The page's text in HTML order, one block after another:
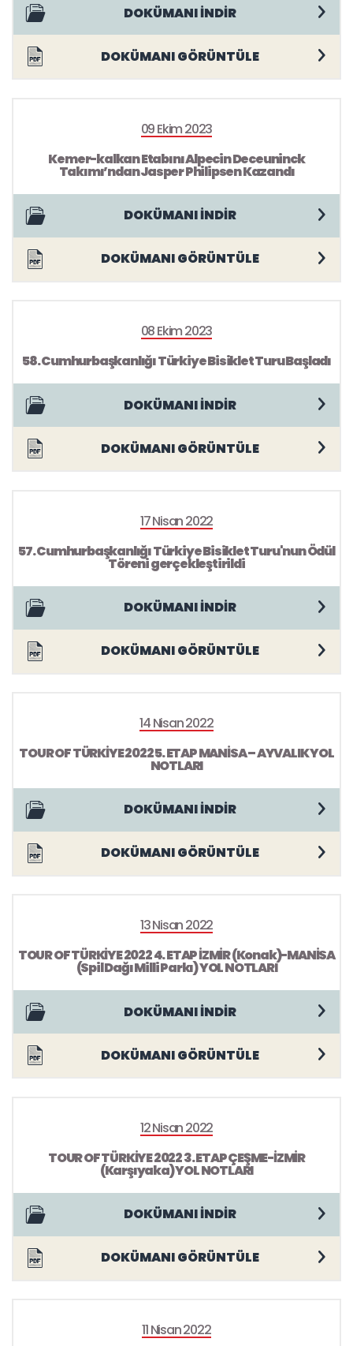
DOKÜMANI İNDİR
DOKÜMANI GÖRÜNTÜLE
09 Ekim 2023
Kemer-kalkan Etabını Alpecin Deceuninck
Takımı’ndan Jasper Philipsen Kazandı
DOKÜMANI İNDİR
DOKÜMANI GÖRÜNTÜLE
08 Ekim 2023
58. Cumhurbaşkanlığı Türkiye Bisiklet Turu Başladı
DOKÜMANI İNDİR
DOKÜMANI GÖRÜNTÜLE
17 Nisan 2022
57. Cumhurbaşkanlığı Türkiye Bisiklet Turu'nun Ödül
Töreni gerçekleştirildi
DOKÜMANI İNDİR
DOKÜMANI GÖRÜNTÜLE
14 Nisan 2022
TOUR OF TÜRKİYE 2022 5. ETAP MANİSA – AYVALIK YOL
NOTLARI
DOKÜMANI İNDİR
DOKÜMANI GÖRÜNTÜLE
13 Nisan 2022
TOUR OF TÜRKİYE 2022 4. ETAP İZMİR (Konak)-MANİSA
(Spil Dağı Milli Parkı) YOL NOTLARI
DOKÜMANI İNDİR
DOKÜMANI GÖRÜNTÜLE
12 Nisan 2022
TOUR OF TÜRKİYE 2022 3. ETAP ÇEŞME-İZMİR
(Karşıyaka) YOL NOTLARI
DOKÜMANI İNDİR
DOKÜMANI GÖRÜNTÜLE
11 Nisan 2022